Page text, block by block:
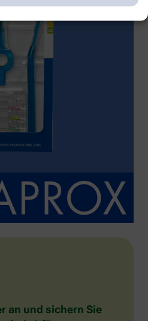
an und sichern Sie